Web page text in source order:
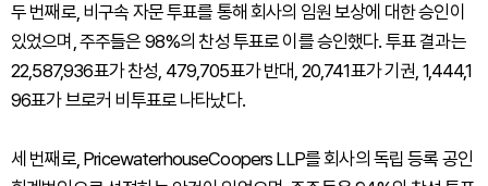
두 번째로, 비구속 자문 투표를 통해 회사의 임원 보상에 대한 승인이
있었으며, 주주들은 98%의 찬성 투표로 이를 승인했다. 투표 결과는
22,587,936표가 찬성, 479,705표가 반대, 20,741표가 기권, 1,444,1
96표가 브로커 비투표로 나타났다.
세 번째로, PricewaterhouseCoopers LLP를 회사의 독립 등록 공인